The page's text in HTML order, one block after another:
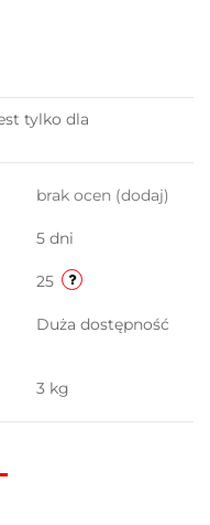
tylko dla
brak ocen (dodaj)
5 dni
25
Duża dostępność
3 kg